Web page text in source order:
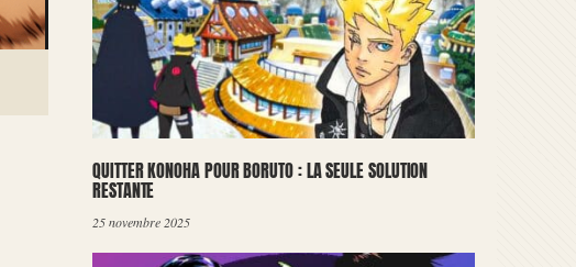
QUITTER KONOHA POUR BORUTO : LA SEULE SOLUTION
RESTANTE
25 novembre 2025